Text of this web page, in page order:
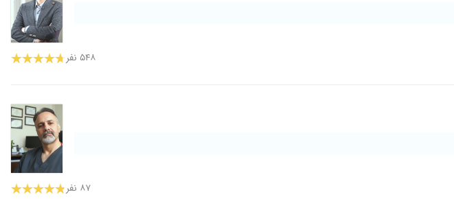
۵۴۸ نفر
۸۷ نفر